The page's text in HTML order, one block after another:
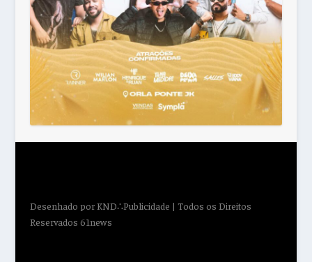
Desenhado porKND∴Publicidade | Todos os Direitos
Reservados 61news